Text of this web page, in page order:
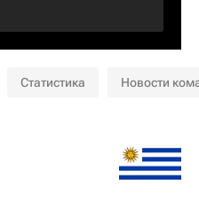
Статистика Новости